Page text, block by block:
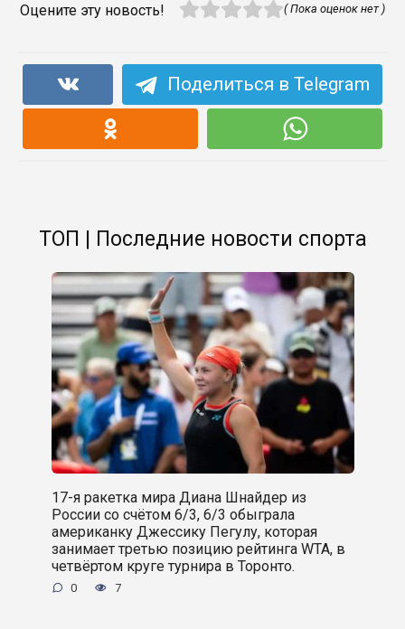
Оцените эту новость! ( Пока оценок нет )
Поделиться в Telegram
ТОП | Последние новости спорта
17-я ракетка мира Диана Шнайдер из
России со счётом 6/3, 6/3 обыграла
американку Джессику Пегулу, которая
занимает третью позицию рейтинга WTA, в
четвёртом круге турнира в Торонто.
0 7